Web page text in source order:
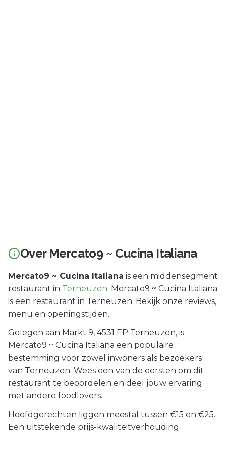
Over Mercato9 ~ Cucina Italiana
Mercato9 ~ Cucina Italiana is een middensegment
restaurant in Terneuzen. Mercato9 ~ Cucina Italiana
is een restaurant in Terneuzen. Bekijk onze reviews,
menu en openingstijden.
Gelegen aan Markt 9, 4531 EP Terneuzen, is
Mercato9 ~ Cucina Italiana een populaire
bestemming voor zowel inwoners als bezoekers
van Terneuzen. Wees een van de eersten om dit
restaurant te beoordelen en deel jouw ervaring
met andere foodlovers.
Hoofdgerechten liggen meestal tussen €15 en €25.
Een uitstekende prijs-kwaliteitverhouding.